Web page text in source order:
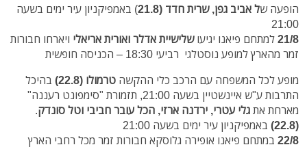
הופעה של אביב גפן, שרית חדד (21.8
) באמפיקניון עיר ימים בשעה
21:00
21/8למתחם פיאנו יגיעושלישיית אדלר ואורית אריאלי ויארחו חבורות
זמר מהארץ למופע נוסטלגי רביעי 18:30 – הכניסה חופשית
מופע לכל המשפחה עם הרכב כלי ההקשה טרמולו (22.8)
בהיכל
התרבות ע"ש איינשטיין בשעה 21:00, תזמורת "סימפונט רעננה"
מארחת אתגלי עטרי, ירדנה ארזי, הכל עובר חביבי וטל סונדק.
(22.8)
באמפיקניון עיר ימים בשעה 21:00
22/8 במתחם פיאנו אופירה גלוסקא חבורות זמר מכל רחבי הארץ